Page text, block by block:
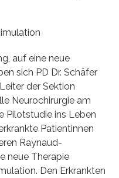
auf eine neue
sich PD Dr. Schäfer
der Sektion
Neurochirurgie am
Pilotstudie ins Leben
Patientinnen
Raynaud-
neue Therapie
Den Erkrankten